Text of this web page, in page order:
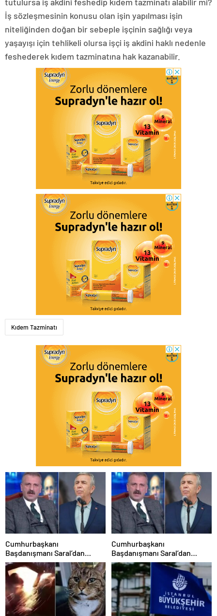
Kıdem Tazminatı
Cumhurbaşkanı
Başdanışmanı Saral’dan
gündem yaratacak Mansur
Yavaş iddiası
Cumhurbaşkanı
Başdanışmanı Saral’dan
gündem yaratacak Mansur
Yavaş iddiası